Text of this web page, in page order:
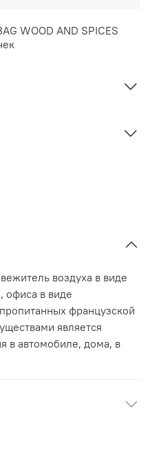
WOOD AND SPICES
воздуха в виде
офиса в виде
французской
является
в автомобиле, дома, в